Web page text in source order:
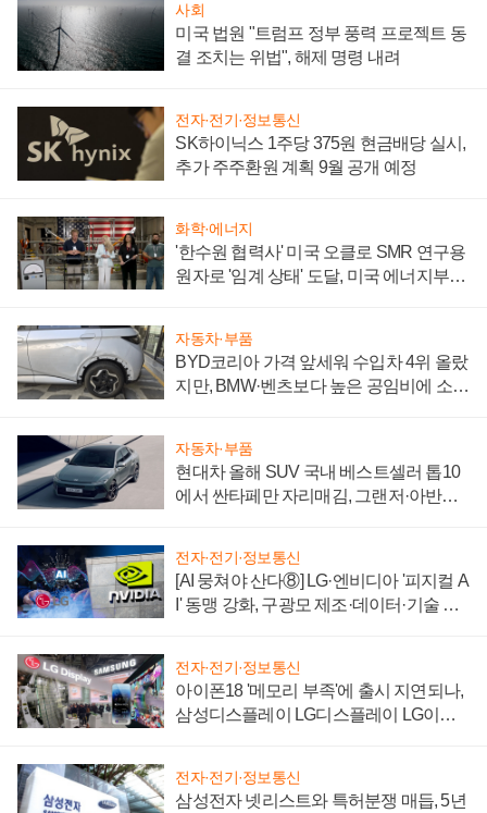
사회
미국 법원 "트럼프 정부 풍력 프로젝트 동
결 조치는 위법", 해제 명령 내려
전자·전기·정보통신
SK하이닉스 1주당 375원 현금배당 실시,
추가 주주환원 계획 9월 공개 예정
화학·에너지
'한수원 협력사' 미국 오클로 SMR 연구용
원자로 '임계 상태' 도달, 미국 에너지부
자동차·부품
BYD코리아 가격 앞세워 수입차 4위 올랐
지만, BMW·벤츠보다 높은 공임비에 소비
자동차·부품
현대차 올해 SUV 국내 베스트셀러 톱10
에서 싼타페만 자리매김, 그랜저·아반떼
전자·전기·정보통신
[AI 뭉쳐야 산다⑧] LG·엔비디아 '피지컬 A
I' 동맹 강화, 구광모 제조·데이터·기술 결
전자·전기·정보통신
아이폰18 '메모리 부족'에 출시 지연되나,
삼성디스플레이 LG디스플레이 LG이노
전자·전기·정보통신
삼성전자 넷리스트와 특허분쟁 매듭, 5년